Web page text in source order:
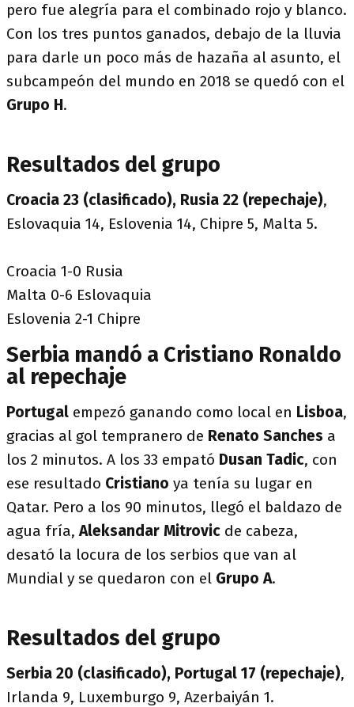
pero fue alegría para el combinado rojo y blanco.
Con los tres puntos ganados, debajo de la lluvia
para darle un poco más de hazaña al asunto, el
subcampeón del mundo en 2018 se quedó con el
Grupo H.
Resultados del grupo
Croacia 23 (clasificado), Rusia 22 (repechaje),
Eslovaquia 14, Eslovenia 14, Chipre 5, Malta 5.
Croacia 1-0 Rusia
Malta 0-6 Eslovaquia
Eslovenia 2-1 Chipre
Serbia mandó a Cristiano Ronaldo
al repechaje
Portugal empezó ganando como local en Lisboa,
gracias al gol tempranero de Renato Sanches a
los 2 minutos. A los 33 empató Dusan Tadic, con
ese resultado Cristiano ya tenía su lugar en
Qatar. Pero a los 90 minutos, llegó el baldazo de
agua fría,Aleksandar Mitrovic de cabeza,
desató la locura de los serbios que van al
Mundial y se quedaron con el Grupo A.
Resultados del grupo
Serbia 20 (clasificado), Portugal 17 (repechaje),
Irlanda 9, Luxemburgo 9, Azerbaiyán 1.